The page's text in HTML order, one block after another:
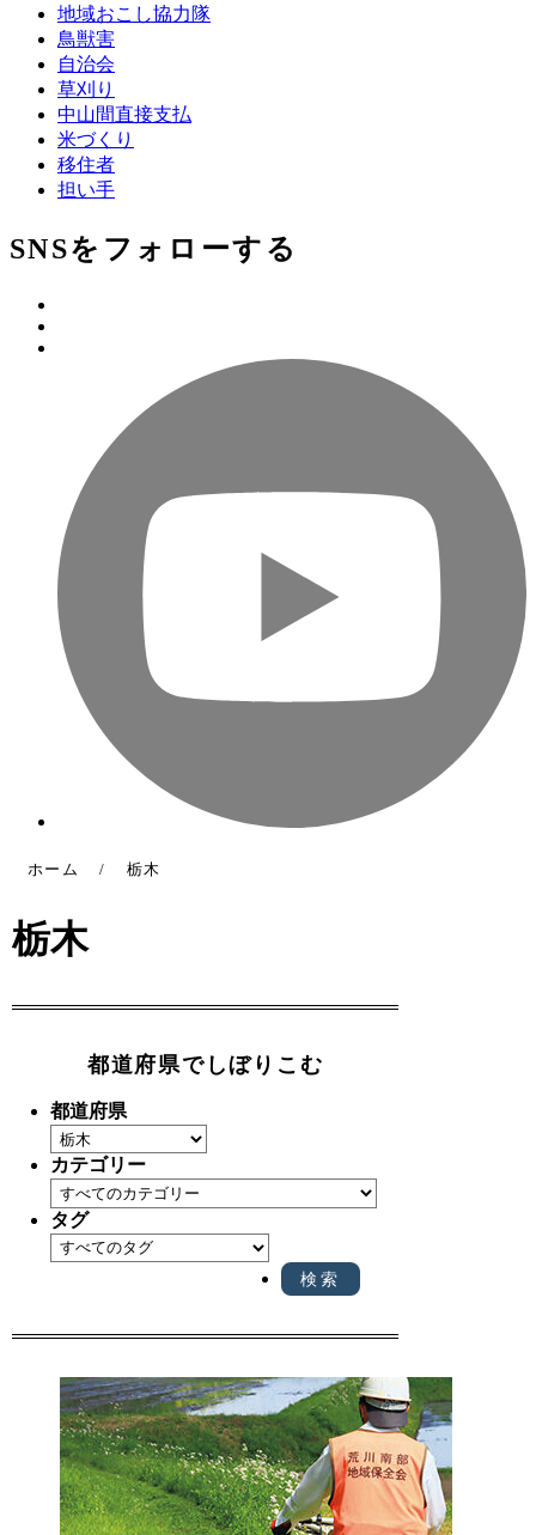
地域おこし協力隊
鳥獣害
自治会
草刈り
中山間直接支払
米づくり
移住者
担い手
SNSをフォローする
ホーム / 栃木
栃木
都道府県でしぼりこむ
都道府県
カテゴリー
タグ